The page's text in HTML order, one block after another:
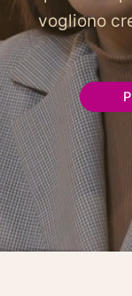
vogliono